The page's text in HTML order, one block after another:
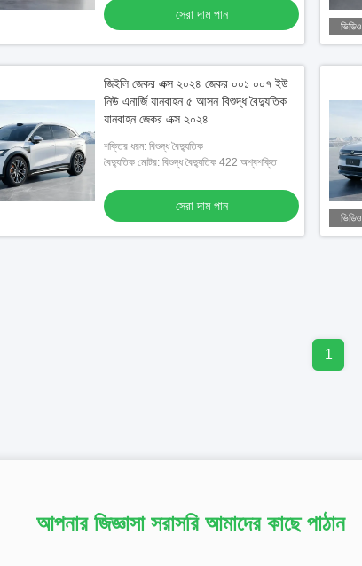
সেরা দাম পান
ভিডিও
জিইলি জেকর এক্স ২০২৪ জেকর ০০১ ০০৭ ইউ
নিউ এনার্জি যানবাহন ৫ আসন বিশুদ্ধ বৈদ্যুতিক
যানবাহন জেকর এক্স ২০২৪
শক্তির ধরন: বিশুদ্ধ বৈদ্যুতিক
বৈদ্যুতিক মোটর: বিশুদ্ধ বৈদ্যুতিক 422 অশ্বশক্তি
সেরা দাম পান
ভিডিও
1
আপনার জিজ্ঞাসা সরাসরি আমাদের কাছে পাঠান